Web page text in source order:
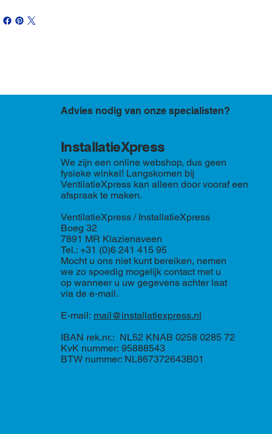
Advies nodig van onze specialisten?
We zijn een online webshop, dus geen
fysieke winkel! Langskomen bij
VentilatieXpress kan alleen door vooraf een
afspraak te maken.
VentilatieXpress / InstallatieXpress
Boeg 32
7891 MR Klazienaveen
Tel.: +31 (0)6 241 415 95
Mocht u ons niet kunt bereiken, nemen
we zo spoedig mogelijk contact met u
op wanneer u uw gegevens achter laat
via de e-mail.
E-mail: mail@installatiexpress.nl
IBAN rek.nr.: NL52 KNAB 0258 0285 72
KvK nummer: 95888543
BTW nummer: NL867372643B01
InstallatieXpress